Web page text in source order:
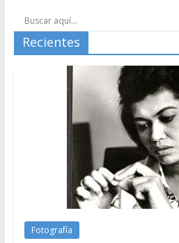
Recientes
Fotografía